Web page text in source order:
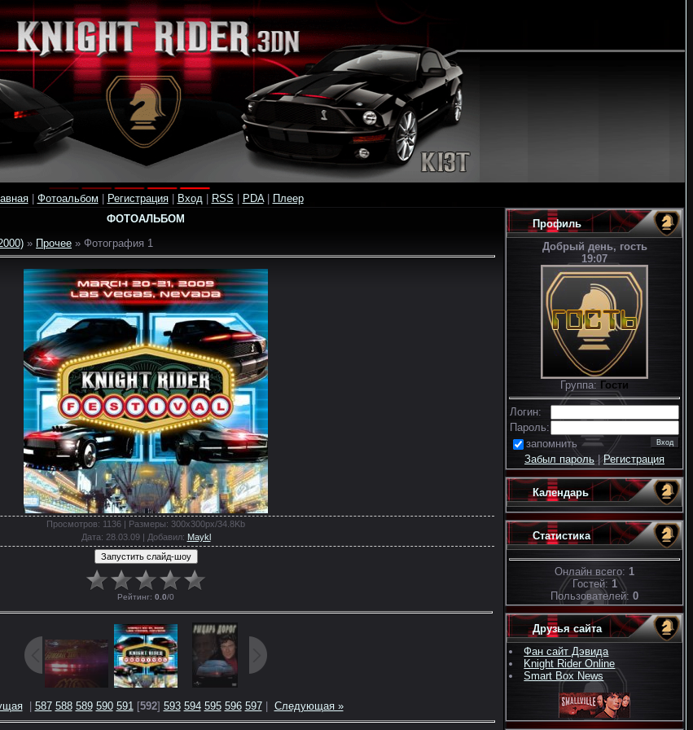
| Фотоальбом Регистрация| Вход| RSS PDA| Плеер
ФОТОАЛЬБОМ
» Прочее » Фотография 1
Просмотров: 1136 | Размеры: 300x300px/34.8Kb
Дата: 28.03.09 | Добавил: Maykl
Рейтинг: 0.0/0
| 587 588 589 590 591[592] 593 594 595 596 597| Следующая »
Профиль
Добрый день, гость
19:07
Группа: Гости
Логин:
Пароль:
запомнить
Забыл пароль|Регистрация
Календарь
Статистика
Онлайн всего: 1
Гостей: 1
Пользователей: 0
Друзья сайта
Фан сайт Дэвида
Knight Rider Online
Smart Box News